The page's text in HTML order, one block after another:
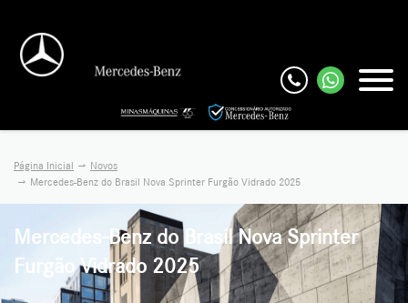
Página Inicial
Novos
Mercedes-Benz do Brasil Nova Sprinter Furgão Vidrado 2025
Mercedes-Benz do BrasilNova Sprinter
Furgão Vidrado 2025